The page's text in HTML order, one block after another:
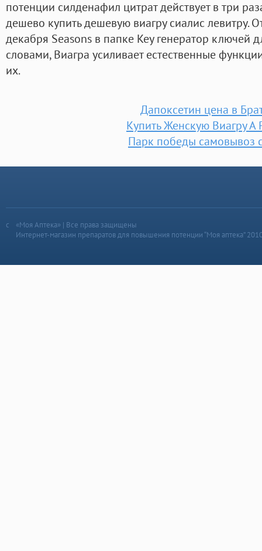
потенции силденафил цитрат действует в три
дешево купить дешевую виагру сиалис левитру.
декабря Seasons в папке Key генератор ключей
словами, Виагра усиливает естественные
их.
Дапоксетин цена в
Купить Женскую Виагру А
Парк победы самовывоз
«Моя Аптека» | Все права защищены
Интернет-магазин препаратов для повышения потенции “Моя аптека”